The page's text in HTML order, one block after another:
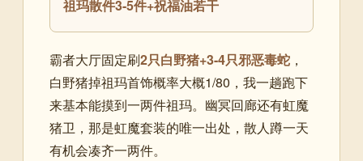
祖玛散件3-5件+祝福油若干
霸者大厅固定刷2只白野猪+3-4只邪恶毒蛇 ，
白野猪掉祖玛首饰概率大概1/80，我一趟跑下
来基本能摸到一两件祖玛。幽冥回廊还有虹魔
猪卫，那是虹魔套装的唯一出处，散人蹲一天
有机会凑齐一两件。